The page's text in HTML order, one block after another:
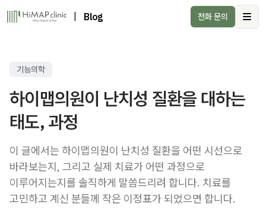
Blog 전화 문의
기능의학
하이맵의원이 난치성 질환을 대하는
태도, 과정
이 글에서는 하이맵의원이 난치성 질환을 어떤 시선으로
바라보는지, 그리고 실제 치료가 어떤 과정으로
이루어지는지를 솔직하게 말씀드리려 합니다. 치료를
고민하고 계신 분들께 작은 이정표가 되었으면 합니다.